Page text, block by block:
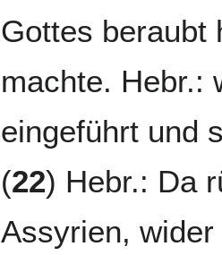
Gottes beraubt
machte. Hebr.:
eingeführt und
(22) Hebr.: Da
Assyrien,